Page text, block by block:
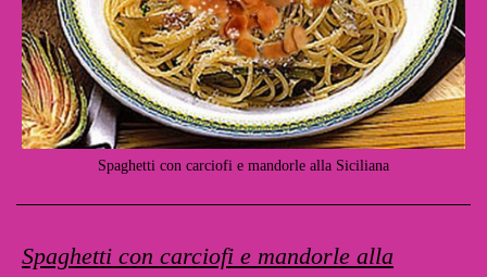
Spaghetti con carciofi e mandorle alla Siciliana
Spaghetti con carciofi e mandorle alla